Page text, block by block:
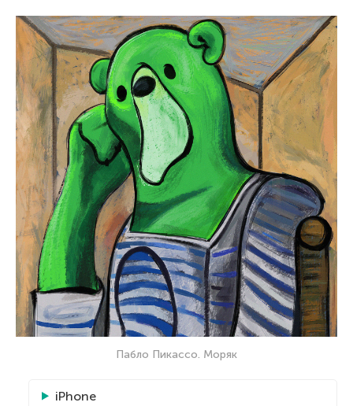
Пабло Пикассо. Моряк
iPhone